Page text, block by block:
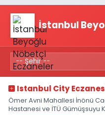
İstanbul
Istanbul City
Ömer Avni Mahallesi İnönü
Hastanesi ve İTÜ Gümüşsuyu